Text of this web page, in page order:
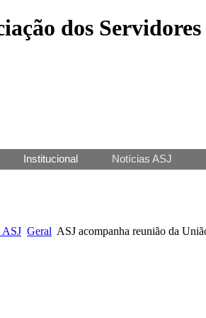
dos
Institucional Notícias ASJ
ASJ Geral ASJ acompanha reunião da